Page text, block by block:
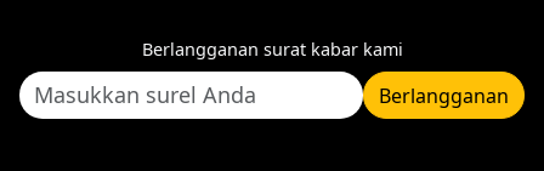
Berlangganan surat kabar kami
Berlangganan